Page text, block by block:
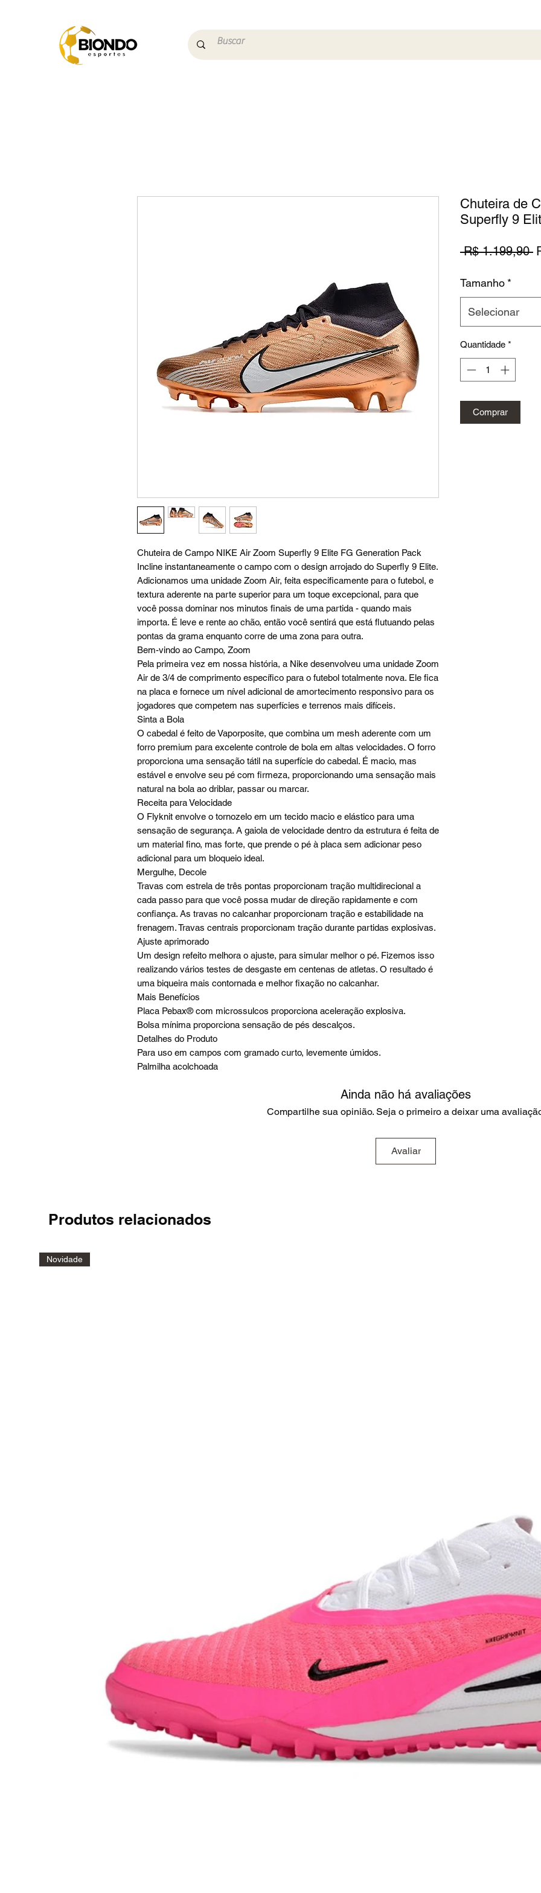
Chuteira de Campo NIKE Air Zoom Superfly 9 Elite FG Generation Pack
Incline instantaneamente o campo com o design arrojado do Superfly 9 Elite.
Adicionamos uma unidade Zoom Air, feita especificamente para o futebol, e
textura aderente na parte superior para um toque excepcional, para que
você possa dominar nos minutos finais de uma partida - quando mais
importa. É leve e rente ao chão, então você sentirá que está flutuando pelas
pontas da grama enquanto corre de uma zona para outra.
Bem-vindo ao Campo, Zoom
Pela primeira vez em nossa história, a Nike desenvolveu uma unidade Zoom
Air de 3/4 de comprimento específico para o futebol totalmente nova. Ele fica
na placa e fornece um nível adicional de amortecimento responsivo para os
jogadores que competem nas superfícies e terrenos mais difíceis.
Sinta a Bola
O cabedal é feito de Vaporposite, que combina um mesh aderente com um
forro premium para excelente controle de bola em altas velocidades. O forro
proporciona uma sensação tátil na superfície do cabedal. É macio, mas
estável e envolve seu pé com firmeza, proporcionando uma sensação mais
natural na bola ao driblar, passar ou marcar.
Receita para Velocidade
O Flyknit envolve o tornozelo em um tecido macio e elástico para uma
sensação de segurança. A gaiola de velocidade dentro da estrutura é feita de
um material fino, mas forte, que prende o pé à placa sem adicionar peso
adicional para um bloqueio ideal.
Mergulhe, Decole
Travas com estrela de três pontas proporcionam tração multidirecional a
cada passo para que você possa mudar de direção rapidamente e com
confiança. As travas no calcanhar proporcionam tração e estabilidade na
frenagem. Travas centrais proporcionam tração durante partidas explosivas.
Ajuste aprimorado
Um design refeito melhora o ajuste, para simular melhor o pé. Fizemos isso
realizando vários testes de desgaste em centenas de atletas. O resultado é
uma biqueira mais contornada e melhor fixação no calcanhar.
Mais Benefícios
Placa Pebax® com microssulcos proporciona aceleração explosiva.
Bolsa mínima proporciona sensação de pés descalços.
Detalhes do Produto
Para uso em campos com gramado curto, levemente úmidos.
Palmilha acolchoada
Chuteira de
Superfly 9
R$ 1.199,90
Tamanho *
Selecionar
Quantidade *
Comprar
Ainda não há avaliações
Compartilhe sua opinião. Seja o primeiro a deixar uma
Avaliar
Produtos relacionados
Novidade